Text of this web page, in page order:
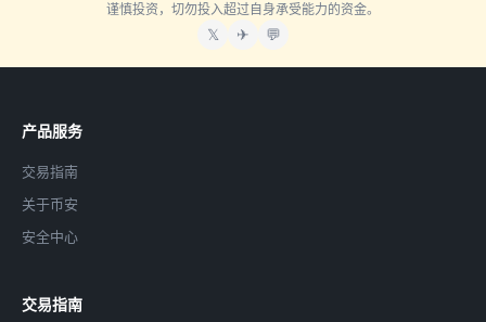
谨慎投资，切勿投入超过自身承受能力的资金。
𝕏 ✈ 💬
产品服务
交易指南
关于币安
安全中心
交易指南